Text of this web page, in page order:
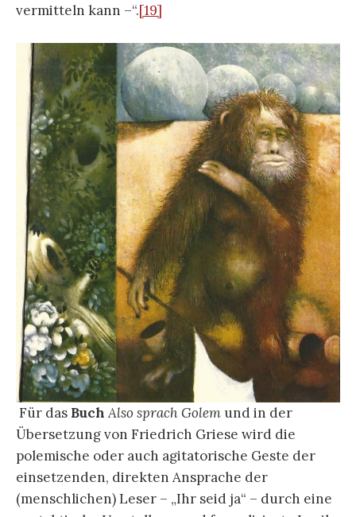
vermitteln kann –“.[19]
Für das Buch Also sprach Golem und in der
Übersetzung von Friedrich Griese wird die
polemische oder auch agitatorische Geste der
einsetzenden, direkten Ansprache der
(menschlichen) Leser – „Ihr seid ja“ – durch eine